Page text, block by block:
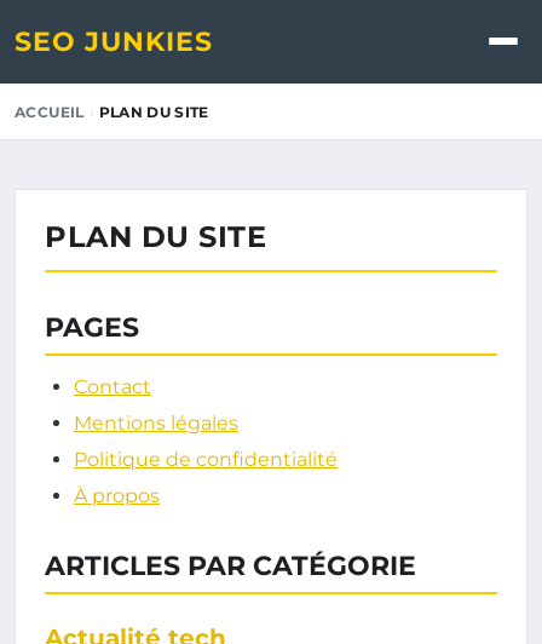
SEO JUNKIES
ACCUEIL › PLAN DU SITE
PLAN DU SITE
PAGES
Contact
Mentions légales
Politique de confidentialité
À propos
ARTICLES PAR CATÉGORIE
Actualité tech